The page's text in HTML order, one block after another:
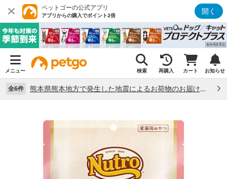
ペットゴーの公式アプリ
アプリからの購入でポイント2倍 開く
メニュー 検索 再購入 カート お知らせ
全6件 熊本県熊本地方で発生した地震によるお荷物のお届け状況について （7/28）